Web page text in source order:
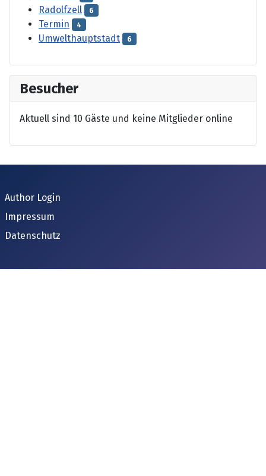
Radolfzell 6
Termin 4
Umwelthauptstadt 6
Besucher
Aktuell sind 10 Gäste und keine Mitglieder online
Author Login
Impressum
Datenschutz